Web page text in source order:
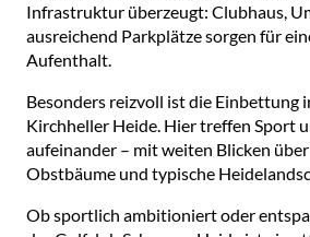
Infrastruktur überzeugt: Clubhaus,
ausreichend Parkplätze sorgen für
Aufenthalt.
Besonders reizvoll ist die Einbettung
Kirchheller Heide. Hier treffen Sport
aufeinander – mit weiten Blicken
Obstbäume und typische
Ob sportlich ambitioniert oder